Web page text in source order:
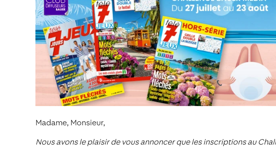
Madame, Monsieur,
Nous avons le plaisir de vous annoncer que les inscriptions au